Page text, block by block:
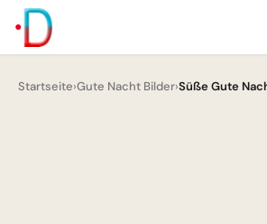
Startseite›Gute Nacht Bilder›Süße Gute